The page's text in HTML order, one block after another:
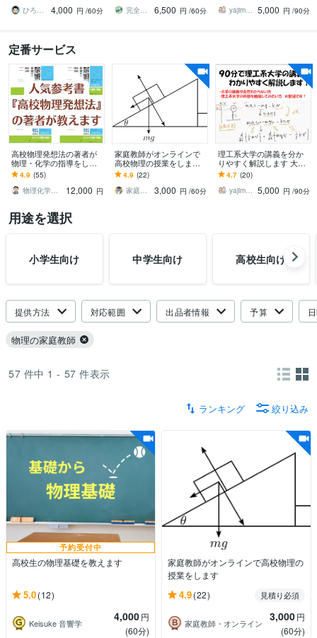
で定期テスト得点UP
ひろてぃーpapa☆プロ家庭教師☆
4,000 円 /60分
る授業 完全個別指導 オリエントウイング
6,500 円 /60分
歓迎！ yajima家庭教師 5,000 円 /90分
定番サービス
高校物理発想法の著者が
物理・化学の指導をしま
す 人気学習参考書の著者
による物理・化学オンラ
イン家庭教師
4.9 (55)
物理化学参考書著者プロ家庭教師 稲葉康裕
12,000 円
家庭教師がオンラインで
高校物理の授業をします
東京大学の理系出身の家
庭教師が分かりやすく授
業をします。
4.9 (22)
家庭教師・オンライン
3,000 円 /60分
理工系大学の講義を分か
りやすく解説します 大学
の講義全然わからない、
大学の講義の内容を知り
たいって方！
4.7 (20)
yajima家庭教師 5,000 円 /90分
用途を選択
小学生向け 中学生向け 高校生向け
提供方法 対応範囲 出品者情報 予算
物理の家庭教師
57 件中 1 - 57 件表示
ランキング 絞り込み
予約受付中
高校生の物理基礎を教えます
5.0(12)
Keisuke 音響学 4,000円
(60分)
家庭教師がオンラインで高校物理の
授業をします
4.9(22) 見積り必須
家庭教師・オンライン 3,000円
(60分)